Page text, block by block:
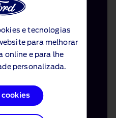
e tecnologias
para melhorar
online e para lhe
personalizada.
e tecnologias
para melhorar
online e para lhe
personalizada.